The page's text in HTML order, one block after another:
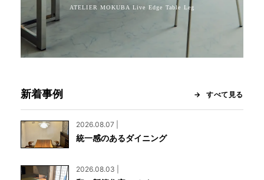
新着事例 すべて見る
2026.08.07 |
統一感のあるダイニング
2026.08.03 |